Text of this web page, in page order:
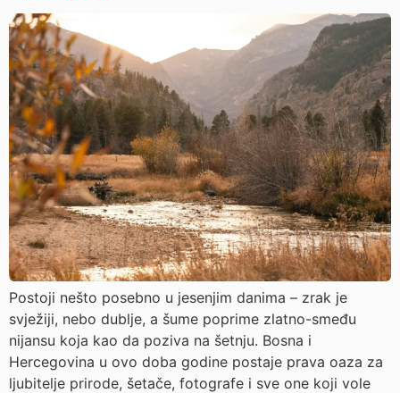
Postoji nešto posebno u jesenjim danima – zrak je
svježiji, nebo dublje, a šume poprime zlatno-smeđu
nijansu koja kao da poziva na šetnju. Bosna i
Hercegovina u ovo doba godine postaje prava oaza za
ljubitelje prirode, šetače, fotografe i sve one koji vole